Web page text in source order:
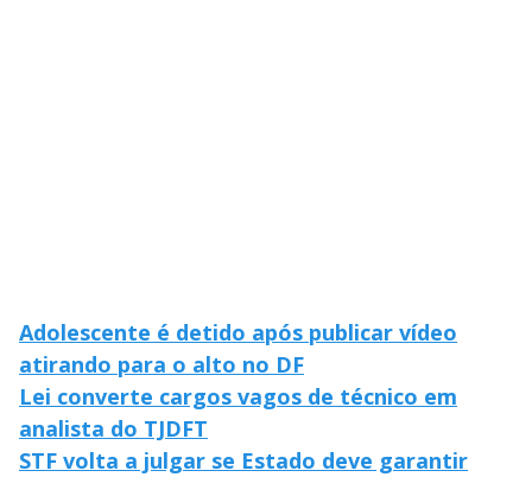
Adolescente é detido após publicar vídeo
atirando para o alto no DF
Lei converte cargos vagos de técnico em
analista do TJDFT
STF volta a julgar se Estado deve garantir